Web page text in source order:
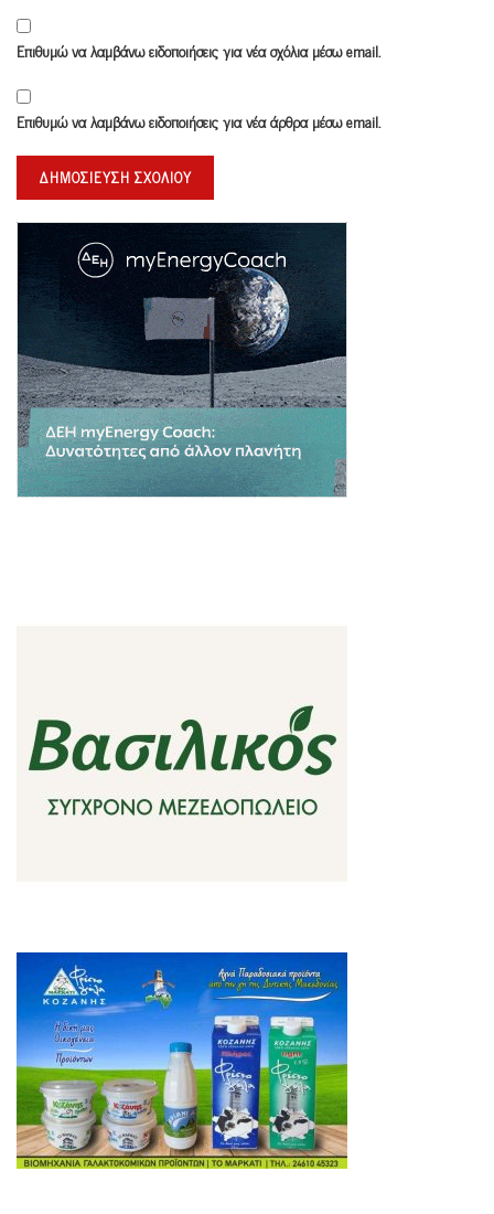
Επιθυμώ να λαμβάνω ειδοποιήσεις για νέα σχόλια μέσω email.
Επιθυμώ να λαμβάνω ειδοποιήσεις για νέα άρθρα μέσω email.